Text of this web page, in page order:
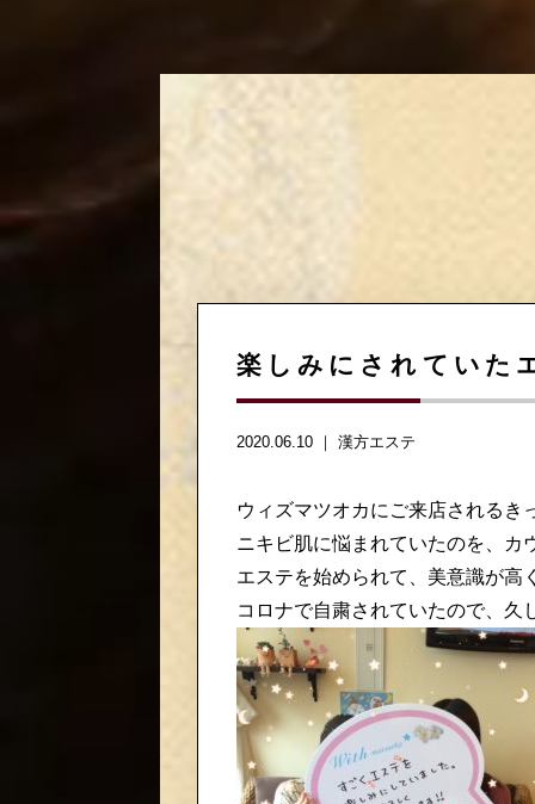
楽しみにされていた
2020.06.10 ｜ 漢方エステ
ウィズマツオカにご来店される
ニキビ肌に悩まれていたのを、カ
エステを始められて、美意識が高
コロナで自粛されていたので、久